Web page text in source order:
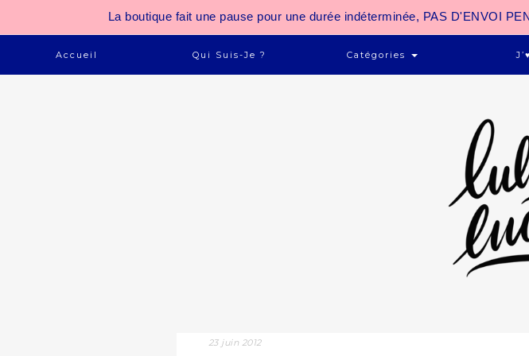
La boutique fait une pause pour une durée indéterminée, PAS D'ENVOI
Accueil Qui Suis-Je ? Catégories
23 juin 2012